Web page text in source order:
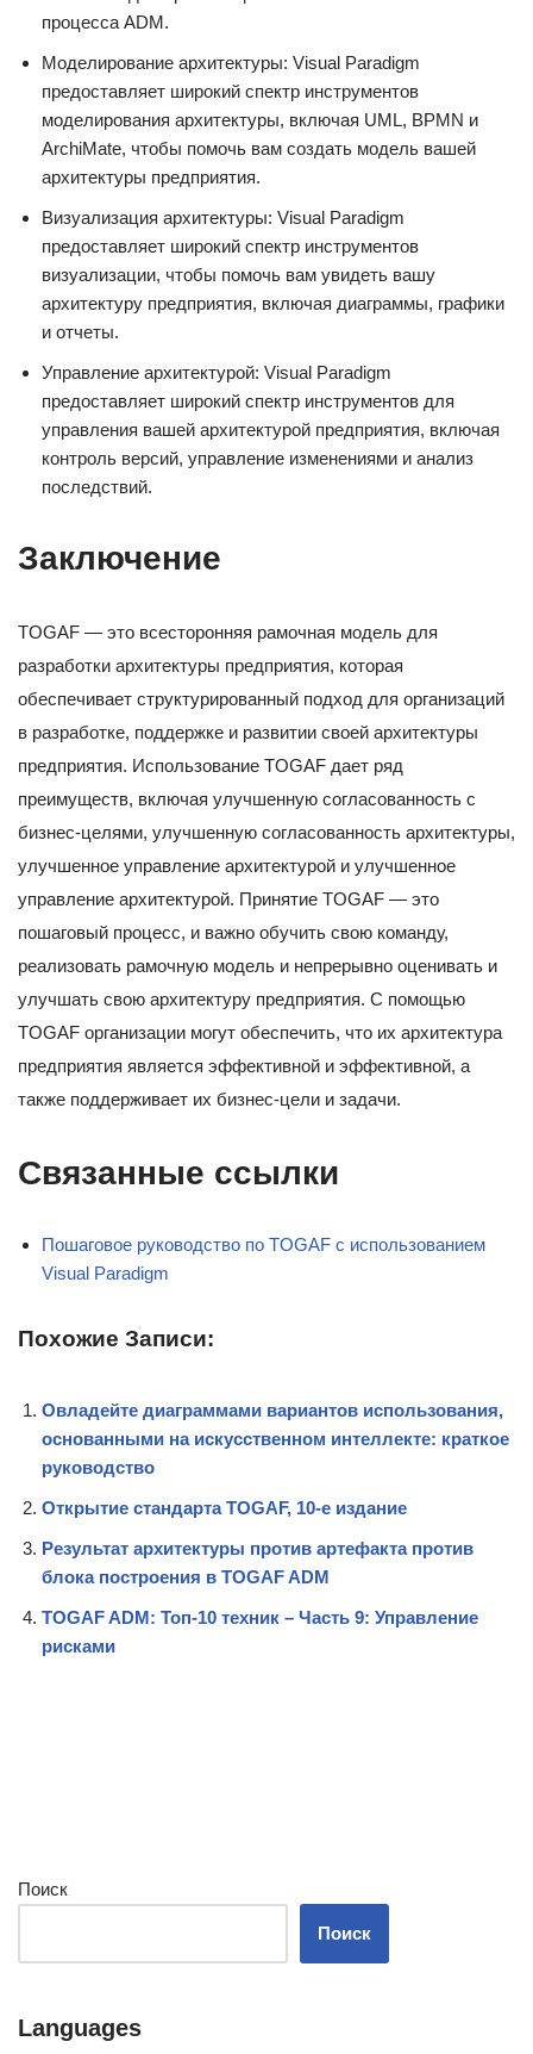
процесса ADM.
Моделирование архитектуры: Visual Paradigm
предоставляет широкий спектр инструментов
моделирования архитектуры, включая UML, BPMN и
ArchiMate, чтобы помочь вам создать модель вашей
архитектуры предприятия.
Визуализация архитектуры: Visual Paradigm
предоставляет широкий спектр инструментов
визуализации, чтобы помочь вам увидеть вашу
архитектуру предприятия, включая диаграммы, графики
и отчеты.
Управление архитектурой: Visual Paradigm
предоставляет широкий спектр инструментов для
управления вашей архитектурой предприятия, включая
контроль версий, управление изменениями и анализ
последствий.
Заключение
TOGAF — это всесторонняя рамочная модель для
разработки архитектуры предприятия, которая
обеспечивает структурированный подход для организаций
в разработке, поддержке и развитии своей архитектуры
предприятия. Использование TOGAF дает ряд
преимуществ, включая улучшенную согласованность с
бизнес-целями, улучшенную согласованность архитектуры,
улучшенное управление архитектурой и улучшенное
управление архитектурой. Принятие TOGAF — это
пошаговый процесс, и важно обучить свою команду,
реализовать рамочную модель и непрерывно оценивать и
улучшать свою архитектуру предприятия. С помощью
TOGAF организации могут обеспечить, что их архитектура
предприятия является эффективной и эффективной, а
также поддерживает их бизнес-цели и задачи.
Связанные ссылки
Пошаговое руководство по TOGAF с использованием
Visual Paradigm
Похожие Записи:
Овладейте диаграммами вариантов использования,
основанными на искусственном интеллекте: краткое
руководство
Открытие стандарта TOGAF, 10-е издание
Результат архитектуры против артефакта против
блока построения в TOGAF ADM
TOGAF ADM: Топ-10 техник – Часть 9: Управление
рисками
Поиск
Поиск
Languages